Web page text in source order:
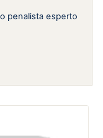
penalista esperto